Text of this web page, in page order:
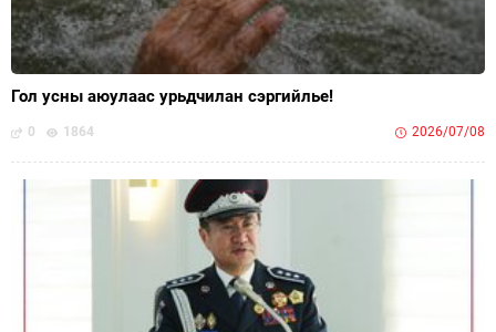
Гол усны аюулаас урьдчилан сэргийлье!
0 1864 2026/07/08